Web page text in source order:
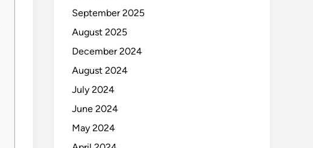
September 2025
August 2025
December 2024
August 2024
July 2024
June 2024
May 2024